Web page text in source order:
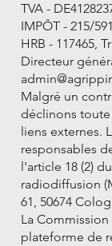
TVA -
IMPÔT - 215/
HRB - 117465,
Directeur
Malgré un
déclinons
liens externes.
responsables
l'article 18 (2)
radiodiffusion
61, 50674
La
plateforme de